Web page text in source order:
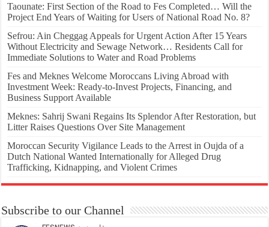
Taounate: First Section of the Road to Fes Completed… Will the
Project End Years of Waiting for Users of National Road No. 8?
Sefrou: Ain Cheggag Appeals for Urgent Action After 15 Years
Without Electricity and Sewage Network… Residents Call for
Immediate Solutions to Water and Road Problems
Fes and Meknes Welcome Moroccans Living Abroad with
Investment Week: Ready-to-Invest Projects, Financing, and
Business Support Available
Meknes: Sahrij Swani Regains Its Splendor After Restoration, but
Litter Raises Questions Over Site Management
Moroccan Security Vigilance Leads to the Arrest in Oujda of a
Dutch National Wanted Internationally for Alleged Drug
Trafficking, Kidnapping, and Violent Crimes
Subscribe to our Channel